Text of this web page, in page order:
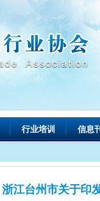
行业培训 信息
浙江台州市关于印